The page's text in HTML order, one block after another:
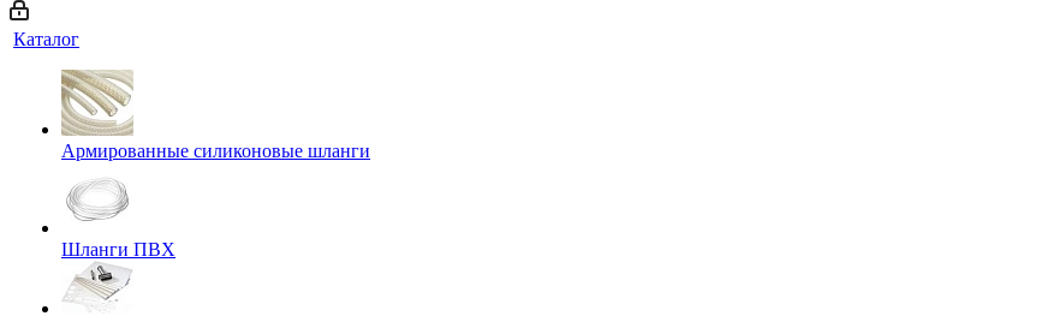
Каталог
Армированные силиконовые шланги
Шланги ПВХ